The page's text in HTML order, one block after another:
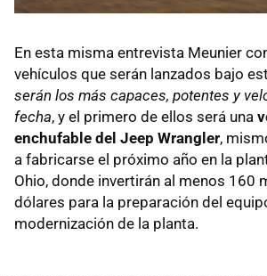
En esta misma entrevista Meunier
vehículos que serán lanzados bajo
serán los más capaces, potentes y
fecha, y el primero de ellos será una
enchufable del Jeep Wrangler,
a fabricarse el próximo año en la
Ohio, donde invertirán al menos 160
dólares para la preparación del
modernización de la planta.